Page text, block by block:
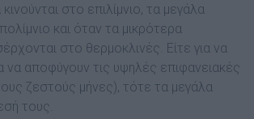
στο επιλίµνιο, τα µεγάλα
και όταν τα µικρότερα
στο θερµοκλινές. Είτε για να
να αποφύγουν τις υψηλές επιφανειακές
ζεστούς µήνες), τότε τα µεγάλα
τους.